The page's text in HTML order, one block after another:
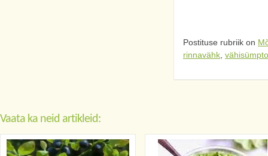
Postituse rubriik on
rinnavähk,
Vaata ka neid artikleid: